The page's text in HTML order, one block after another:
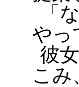
「
やっ
彼
こみ